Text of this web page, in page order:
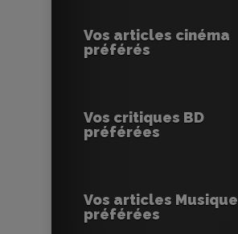
Vos articles cinéma
préférés
Vos critiques BD
préférées
Vos articles Musique
préférées